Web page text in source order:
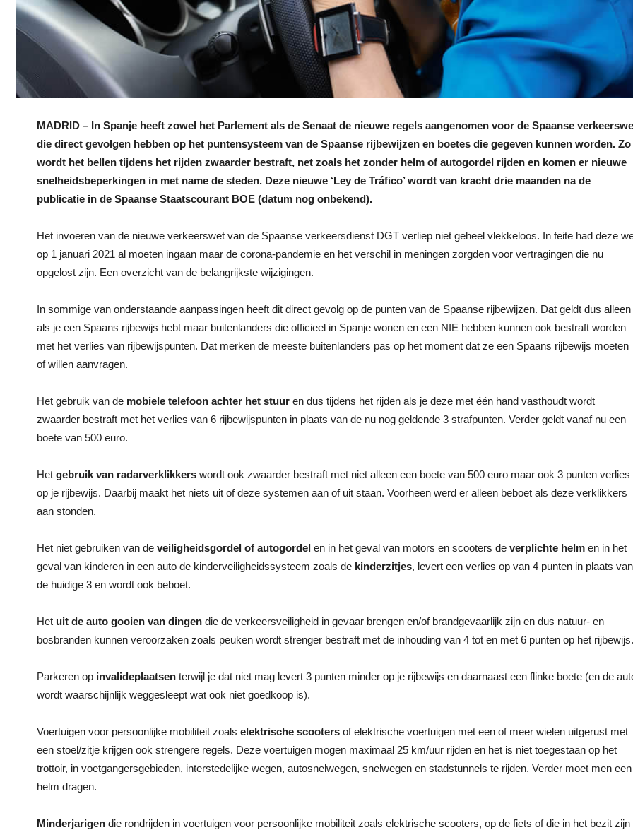
MADRID – In Spanje heeft zowel het Parlement als de Senaat de nieuwe regels aangenomen voor de Spaanse
die direct gevolgen hebben op het puntensysteem van de Spaanse rijbewijzen en boetes die gegeven kunnen worden. Zo
wordt het bellen tijdens het rijden zwaarder bestraft, net zoals het zonder helm of autogordel rijden en komen er nieuwe
snelheidsbeperkingen in met name de steden. Deze nieuwe ‘Ley de Tráfico’ wordt van kracht drie maanden na de
publicatie in de Spaanse Staatscourant BOE (datum nog onbekend).
Het invoeren van de nieuwe verkeerswet van de Spaanse verkeersdienst DGT verliep niet geheel vlekkeloos. In feite had deze
op 1 januari 2021 al moeten ingaan maar de corona-pandemie en het verschil in meningen zorgden voor vertragingen die nu
opgelost zijn. Een overzicht van de belangrijkste wijzigingen.
In sommige van onderstaande aanpassingen heeft dit direct gevolg op de punten van de Spaanse rijbewijzen. Dat geldt dus alleen
als je een Spaans rijbewijs hebt maar buitenlanders die officieel in Spanje wonen en een NIE hebben kunnen ook bestraft worden
met het verlies van rijbewijspunten. Dat merken de meeste buitenlanders pas op het moment dat ze een Spaans rijbewijs moeten
of willen aanvragen.
Het gebruik van de mobiele telefoon achter het stuur en dus tijdens het rijden als je deze met één hand vasthoudt wordt
zwaarder bestraft met het verlies van 6 rijbewijspunten in plaats van de nu nog geldende 3 strafpunten. Verder geldt vanaf nu een
boete van 500 euro.
Het gebruik van radarverklikkers wordt ook zwaarder bestraft met niet alleen een boete van 500 euro maar ook 3 punten verlies
op je rijbewijs. Daarbij maakt het niets uit of deze systemen aan of uit staan. Voorheen werd er alleen beboet als deze verklikkers
aan stonden.
Het niet gebruiken van de veiligheidsgordel of autogordel en in het geval van motors en scooters de verplichte helm en in het
geval van kinderen in een auto de kinderveiligheidssysteem zoals de kinderzitjes, levert een verlies op van 4 punten in plaats van
de huidige 3 en wordt ook beboet.
Het uit de auto gooien van dingen die de verkeersveiligheid in gevaar brengen en/of brandgevaarlijk zijn en dus natuur- en
bosbranden kunnen veroorzaken zoals peuken wordt strenger bestraft met de inhouding van 4 tot en met 6 punten op het rijbewijs.
Parkeren op invalideplaatsen terwijl je dat niet mag levert 3 punten minder op je rijbewijs en daarnaast een flinke boete (en de
wordt waarschijnlijk weggesleept wat ook niet goedkoop is).
Voertuigen voor persoonlijke mobiliteit zoals elektrische scooters of elektrische voertuigen met een of meer wielen uitgerust met
een stoel/zitje krijgen ook strengere regels. Deze voertuigen mogen maximaal 25 km/uur rijden en het is niet toegestaan op het
trottoir, in voetgangersgebieden, interstedelijke wegen, autosnelwegen, snelwegen en stadstunnels te rijden. Verder moet men een
helm dragen.
Minderjarigen die rondrijden in voertuigen voor persoonlijke mobiliteit zoals elektrische scooters, op de fiets of die in het bezit zijn